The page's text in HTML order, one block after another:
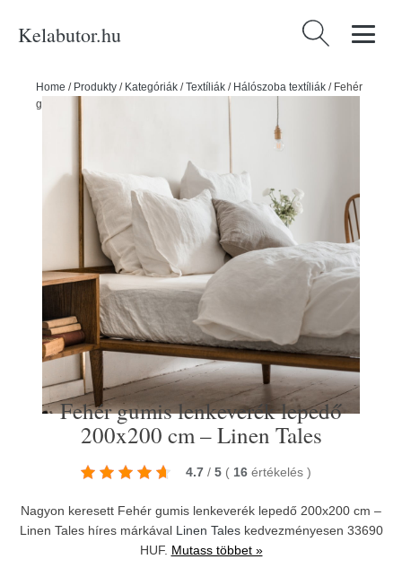
Kelabutor.hu Keresés:
Home / Produkty / Kategóriák /Textíliák / Hálószoba textíliák / Fehér
gumis lenkeverék lepedő 200x200 cm – Linen Tales
Fehér gumis lenkeverék lepedő
200x200 cm – Linen Tales
4.7 / 5 ( 16 értékelés )
Nagyon keresett Fehér gumis lenkeverék lepedő 200x200 cm –
Linen Tales híres márkával Linen Taleskedvezményesen 33690
HUF. Mutass többet »